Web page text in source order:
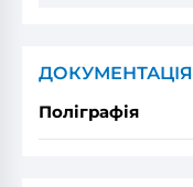
ДОКУМЕНТАЦІЯ
Поліграфія